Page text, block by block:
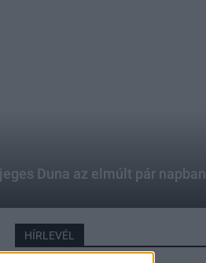
Duna az elmúlt pár napban
HÍRLEVÉL